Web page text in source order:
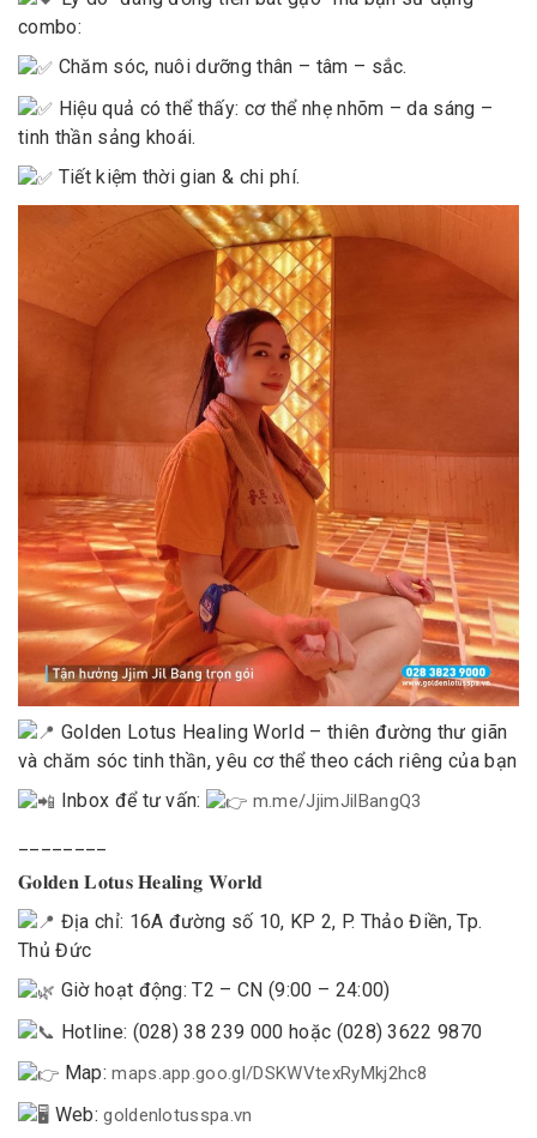
combo:
Chăm sóc, nuôi dưỡng thân – tâm – sắc.
Hiệu quả có thể thấy: cơ thể nhẹ nhõm – da sáng –
tinh thần sảng khoái.
Tiết kiệm thời gian & chi phí.
Golden Lotus Healing World – thiên đường thư giãn
và chăm sóc tinh thần, yêu cơ thể theo cách riêng của bạn
Inbox để tư vấn:
m.me/JjimJilBangQ3
𝐆𝐨𝐥𝐝𝐞𝐧 𝐋𝐨𝐭𝐮𝐬 𝐇𝐞𝐚𝐥𝐢𝐧𝐠 𝐖𝐨𝐫𝐥𝐝
Địa chỉ: 16A đường số 10, KP 2, P. Thảo Điền, Tp.
Thủ Đức
Giờ hoạt động: T2 – CN (9:00 – 24:00)
Hotline: (028) 38 239 000 hoặc (028) 3622 9870
Map:maps.app.goo.gl/DSKWVtexRyMkj2hc8
Web:goldenlotusspa.vn